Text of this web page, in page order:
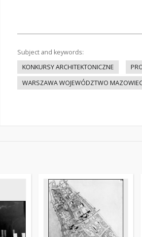
Subject and keywords:
KONKURSY ARCHITEKTONICZNE
WARSZAWA WOJEWÓDZTWO